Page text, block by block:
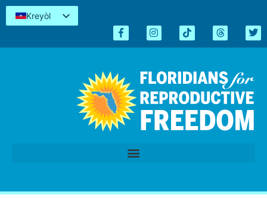
Kreyòl
Español